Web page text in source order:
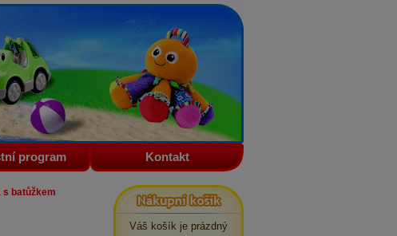
program Kontakt
s batůžkem Nákupní košík
Váš košík je prázdný